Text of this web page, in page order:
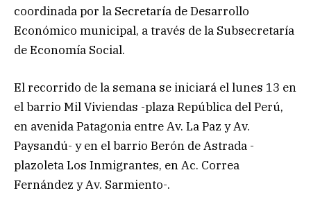
coordinada por la Secretaría de Desarrollo
Económico municipal, a través de la Subsecretaría
de Economía Social.
El recorrido de la semana se iniciará el lunes 13 en
el barrio Mil Viviendas -plaza República del Perú,
en avenida Patagonia entre Av. La Paz y Av.
Paysandú- y en el barrio Berón de Astrada -
plazoleta Los Inmigrantes, en Ac. Correa
Fernández y Av. Sarmiento-.